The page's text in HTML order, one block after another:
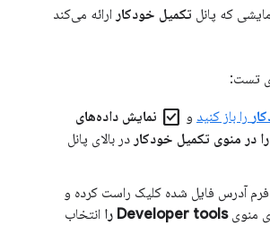
که پانل تکمیل خودکار ارائه می‌کند
تست:
را باز کنید و check_box نمایش داده‌های
در منوی تکمیل خودکار در بالای پانل
آدرس فایل شده کلیک راست کرده و
منویDeveloper tools را
انتخاب